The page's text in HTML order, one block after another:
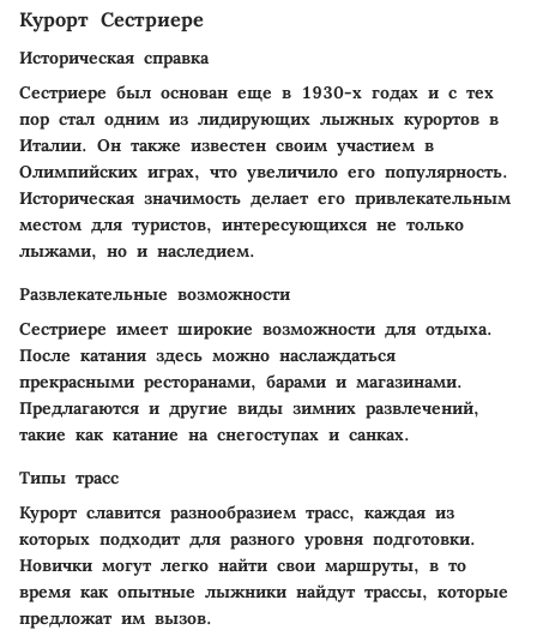
Курорт Сестриере
Историческая справка
Сестриере был основан еще в 1930-х годах и с тех
пор стал одним из лидирующих лыжных курортов в
Италии. Он также известен своим участием в
Олимпийских играх, что увеличило его популярность.
Историческая значимость делает его привлекательным
местом для туристов, интересующихся не только
лыжами, но и наследием.
Развлекательные возможности
Сестриере имеет широкие возможности для отдыха.
После катания здесь можно наслаждаться
прекрасными ресторанами, барами и магазинами.
Предлагаются и другие виды зимних развлечений,
такие как катание на снегоступах и санках.
Типы трасс
Курорт славится разнообразием трасс, каждая из
которых подходит для разного уровня подготовки.
Новички могут легко найти свои маршруты, в то
время как опытные лыжники найдут трассы, которые
предложат им вызов.